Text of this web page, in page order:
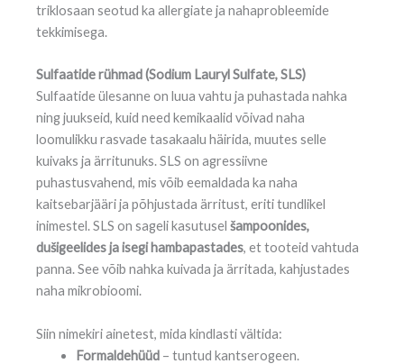
triklosaan seotud ka allergiate ja nahaprobleemide
tekkimisega.
Sulfaatide rühmad (Sodium Lauryl Sulfate, SLS)
Sulfaatide ülesanne on luua vahtu ja puhastada nahka
ning juukseid, kuid need kemikaalid võivad naha
loomulikku rasvade tasakaalu häirida, muutes selle
kuivaks ja ärritunuks. SLS on agressiivne
puhastusvahend, mis võib eemaldada ka naha
kaitsebarjääri ja põhjustada ärritust, eriti tundlikel
inimestel. SLS on sageli kasutusel šampoonides,
dušigeelides ja isegi hambapastades, et tooteid vahtuda
panna. See võib nahka kuivada ja ärritada, kahjustades
naha mikrobioomi.
Siin nimekiri ainetest, mida kindlasti vältida:
Formaldehüüd– tuntud kantserogeen.